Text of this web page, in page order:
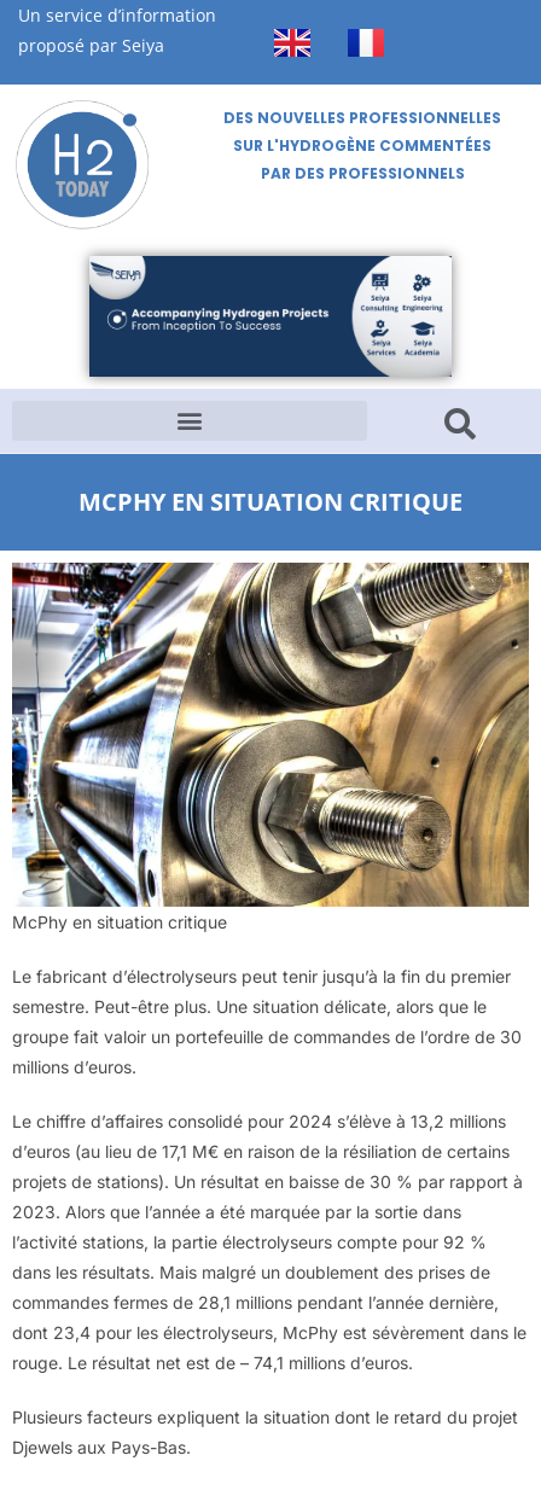
Un service d’information
proposé par Seiya
DES NOUVELLES PROFESSIONNELLES
SUR L'HYDROGÈNE COMMENTÉES
PAR DES PROFESSIONNELS
MCPHY EN SITUATION CRITIQUE
McPhy en situation critique
Le fabricant d’électrolyseurs peut tenir jusqu’à la fin du premier
semestre. Peut-être plus. Une situation délicate, alors que le
groupe fait valoir un portefeuille de commandes de l’ordre de 30
millions d’euros.
Le chiffre d’affaires consolidé pour 2024 s’élève à 13,2 millions
d’euros (au lieu de 17,1 M€ en raison de la résiliation de certains
projets de stations). Un résultat en baisse de 30 % par rapport à
2023. Alors que l’année a été marquée par la sortie dans
l’activité stations, la partie électrolyseurs compte pour 92 %
dans les résultats. Mais malgré un doublement des prises de
commandes fermes de 28,1 millions pendant l’année dernière,
dont 23,4 pour les électrolyseurs, McPhy est sévèrement dans le
rouge. Le résultat net est de – 74,1 millions d’euros.
Plusieurs facteurs expliquent la situation dont le retard du projet
Djewels aux Pays-Bas.